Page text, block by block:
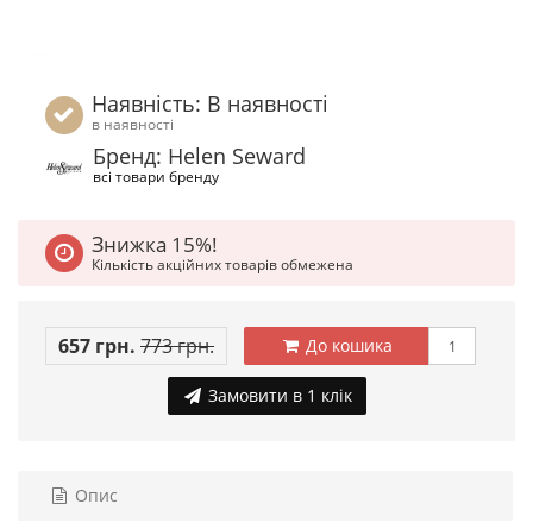
Наявність: В наявності
в наявності
Бренд: Helen Seward
всі товари бренду
Знижка 15%!
Кількість акційних товарів обмежена
657 грн. 773 грн. До кошика
Замовити в 1 клік
Опис